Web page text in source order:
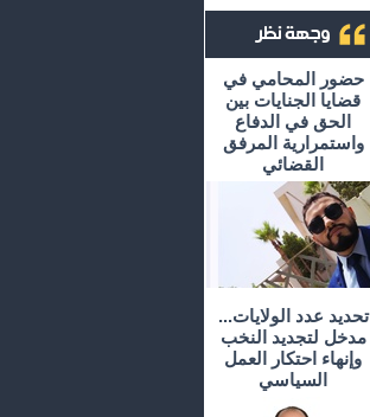
حضور المحامي في
قضايا الجنايات بين
الحق في الدفاع
واستمرارية المرفق
القضائي
تحديد عدد الولايات...
مدخل لتجديد النخب
وإنهاء احتكار العمل
السياسي